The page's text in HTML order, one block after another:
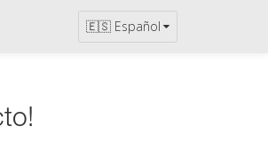
🇪🇸 Español